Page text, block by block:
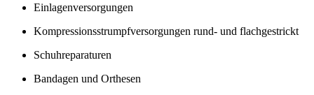
Einlagenversorgungen
Kompressionsstrumpfversorgungen rund- und flachgestrickt
Schuhreparaturen
Bandagen und Orthesen